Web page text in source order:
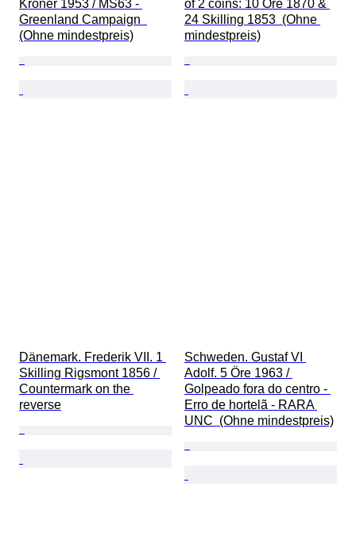
Kroner 1953 / MS63 -
Greenland Campaign
(Ohne mindestpreis)
of 2 coins: 10 Öre 1870 &
24 Skilling 1853  (Ohne
mindestpreis)
Dänemark. Frederik VII. 1
Skilling Rigsmont 1856 /
Countermark on the
reverse
Schweden. Gustaf VI
Adolf. 5 Öre 1963 /
Golpeado fora do centro -
Erro de hortelã - RARA
UNC  (Ohne mindestpreis)